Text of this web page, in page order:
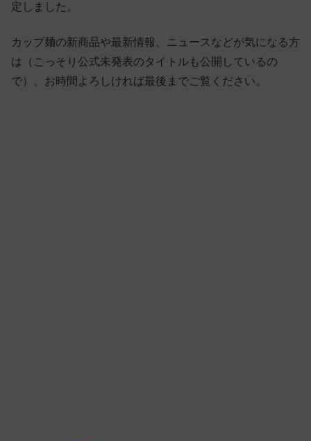
定しました。
カップ麺の新商品や最新情報、ニュースなどが気になる方
は（こっそり公式未発表のタイトルも公開しているの
で）、お時間よろしければ最後までご覧ください。